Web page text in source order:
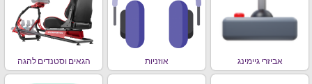
אביזרי גיימינג אוזניות הגאים וסטנדים להגה